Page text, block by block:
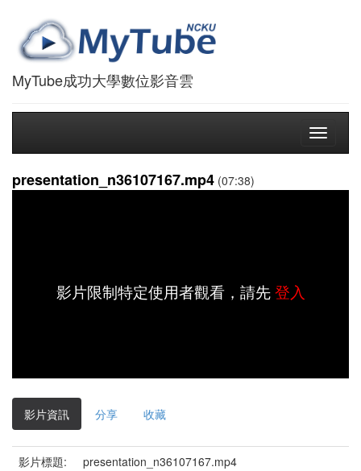
MyTube成功大學數位影音雲
Toggle
presentation_n36107167.mp4 (07:38)
影片限制特定使用者觀看，請先登入
影片資訊 分享 收藏
影片標題:
presentation_n36107167.mp4